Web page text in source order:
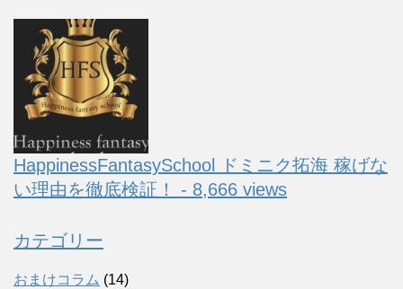
HappinessFantasySchool ドミニク拓海 稼げな
い理由を徹底検証！ - 8,666 views
カテゴリー
おまけコラム (14)